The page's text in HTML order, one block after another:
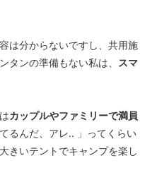
は分からないですし、共用施
タンの準備もない私は、 スマ
カップルやファミリーで満員
るんだ、アレ.. 」ってくらい
きいテントでキャンプを楽し